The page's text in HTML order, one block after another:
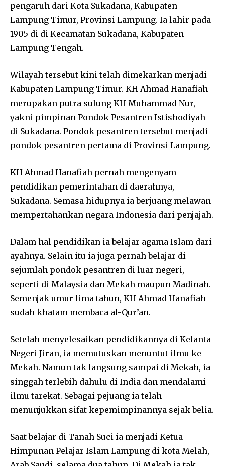
pengaruh dari Kota Sukadana, Kabupaten
Lampung Timur, Provinsi Lampung. Ia lahir pada
1905 di di Kecamatan Sukadana, Kabupaten
Lampung Tengah.
Wilayah tersebut kini telah dimekarkan menjadi
Kabupaten Lampung Timur. KH Ahmad Hanafiah
merupakan putra sulung KH Muhammad Nur,
yakni pimpinan Pondok Pesantren Istishodiyah
di Sukadana. Pondok pesantren tersebut menjadi
pondok pesantren pertama di Provinsi Lampung.
KH Ahmad Hanafiah pernah mengenyam
pendidikan pemerintahan di daerahnya,
Sukadana. Semasa hidupnya ia berjuang melawan
mempertahankan negara Indonesia dari penjajah.
Dalam hal pendidikan ia belajar agama Islam dari
ayahnya. Selain itu ia juga pernah belajar di
sejumlah pondok pesantren di luar negeri,
seperti di Malaysia dan Mekah maupun Madinah.
Semenjak umur lima tahun, KH Ahmad Hanafiah
sudah khatam membaca al-Qur’an.
Setelah menyelesaikan pendidikannya di Kelanta
Negeri Jiran, ia memutuskan menuntut ilmu ke
Mekah. Namun tak langsung sampai di Mekah, ia
singgah terlebih dahulu di India dan mendalami
ilmu tarekat. Sebagai pejuang ia telah
menunjukkan sifat kepemimpinannya sejak belia.
Saat belajar di Tanah Suci ia menjadi Ketua
Himpunan Pelajar Islam Lampung di kota Melah,